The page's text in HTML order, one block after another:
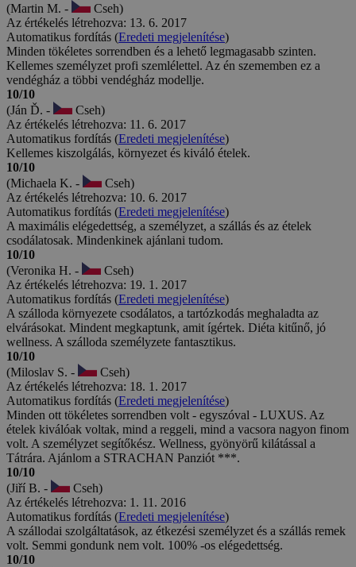
(Martin M. -
Cseh)
Az értékelés létrehozva: 13. 6. 2017
Automatikus fordítás (Eredeti megjelenítése)
Minden tökéletes sorrendben és a lehető legmagasabb szinten.
Kellemes személyzet profi szemlélettel. Az én szememben ez a
vendégház a többi vendégház modellje.
10/10
(Ján Ď. -
Cseh)
Az értékelés létrehozva: 11. 6. 2017
Automatikus fordítás (Eredeti megjelenítése)
Kellemes kiszolgálás, környezet és kiváló ételek.
10/10
(Michaela K. -
Cseh)
Az értékelés létrehozva: 10. 6. 2017
Automatikus fordítás (Eredeti megjelenítése)
A maximális elégedettség, a személyzet, a szállás és az ételek
csodálatosak. Mindenkinek ajánlani tudom.
10/10
(Veronika H. -
Cseh)
Az értékelés létrehozva: 19. 1. 2017
Automatikus fordítás (Eredeti megjelenítése)
A szálloda környezete csodálatos, a tartózkodás meghaladta az
elvárásokat. Mindent megkaptunk, amit ígértek. Diéta kitűnő, jó
wellness. A szálloda személyzete fantasztikus.
10/10
(Miloslav S. -
Cseh)
Az értékelés létrehozva: 18. 1. 2017
Automatikus fordítás (Eredeti megjelenítése)
Minden ott tökéletes sorrendben volt - egyszóval - LUXUS. Az
ételek kiválóak voltak, mind a reggeli, mind a vacsora nagyon finom
volt. A személyzet segítőkész. Wellness, gyönyörű kilátással a
Tátrára. Ajánlom a STRACHAN Panziót ***.
10/10
(Jiří B. -
Cseh)
Az értékelés létrehozva: 1. 11. 2016
Automatikus fordítás (Eredeti megjelenítése)
A szállodai szolgáltatások, az étkezési személyzet és a szállás remek
volt. Semmi gondunk nem volt. 100% -os elégedettség.
10/10